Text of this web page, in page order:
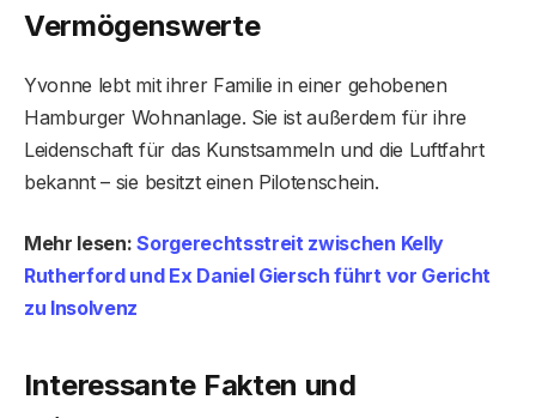
Vermögenswerte
Yvonne lebt mit ihrer Familie in einer gehobenen
Hamburger Wohnanlage. Sie ist außerdem für ihre
Leidenschaft für das Kunstsammeln und die Luftfahrt
bekannt – sie besitzt einen Pilotenschein.
Mehr lesen:Sorgerechtsstreit zwischen Kelly
Rutherford und Ex Daniel Giersch führt vor Gericht
zu Insolvenz
Interessante Fakten und